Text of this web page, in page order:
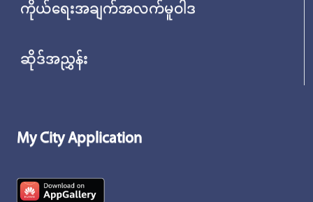
ကိုယ်ရေးအချက်အလက်မူဝါဒ
ဆိုဒ်အညွှန်း
My City Application